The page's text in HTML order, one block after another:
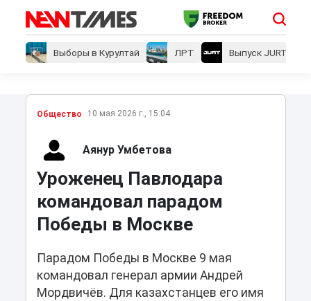
Выборы в Курултай ЛРТ Выпуск JURT
Общество 10 мая 2026 г., 15:04
Аянур Умбетова
Уроженец Павлодара
командовал парадом
Победы в Москве
Парадом Победы в Москве 9 мая
командовал генерал армии Андрей
Мордвичёв. Для казахстанцев его имя